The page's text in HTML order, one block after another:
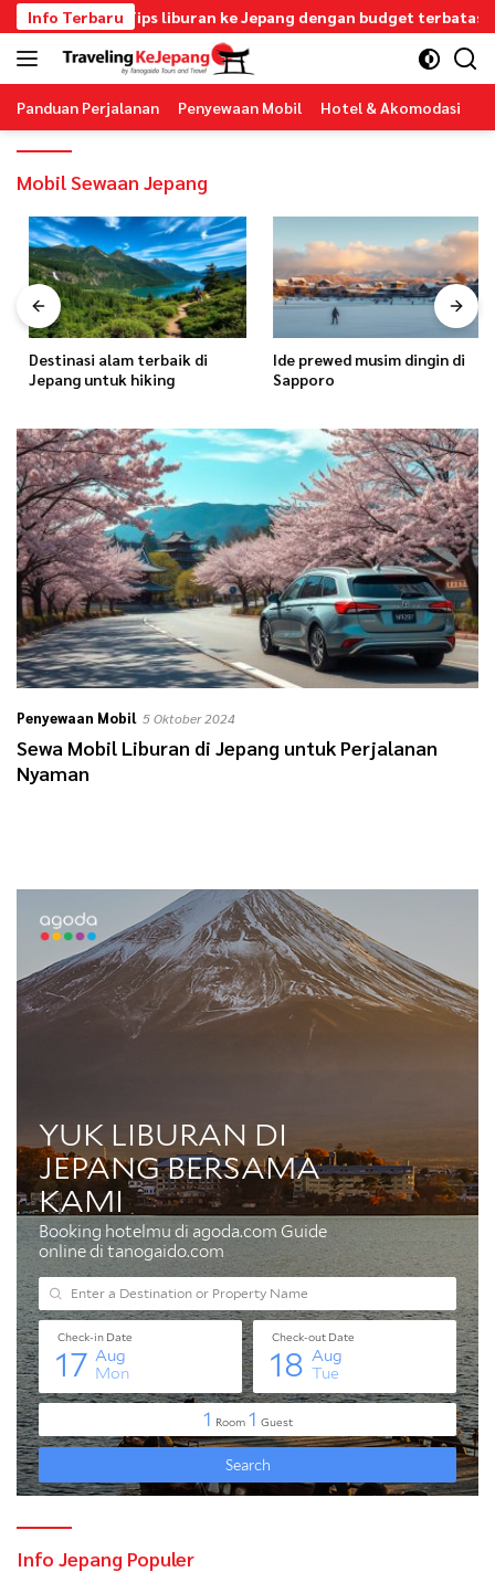
Langsung
ke
konten
Info TerbaruTips liburan ke Jepang dengan budget terbatas
Panduan Perjalanan Penyewaan Mobil Hotel & Akomodasi
Mobil Sewaan Jepang
Destinasi alam terbaik di
Jepang untuk hiking
Ide prewed musim dingin di
Sapporo
Penyewaan Mobil 5 Oktober 2024
Sewa Mobil Liburan di Jepang untuk Perjalanan
Nyaman
Info Jepang Populer